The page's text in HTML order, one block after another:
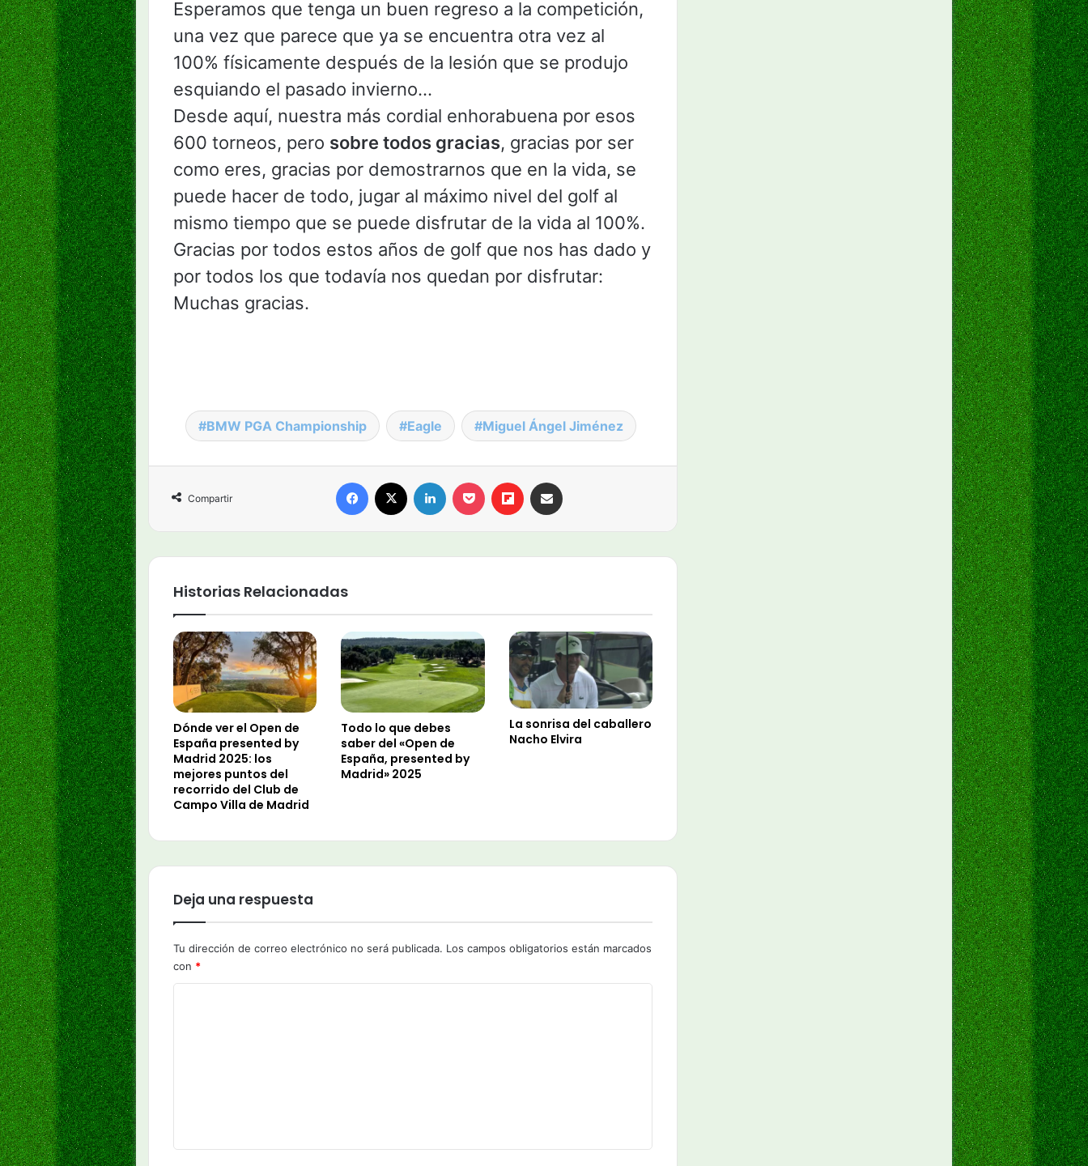
Esperamos que tenga un buen regreso a la competición,
una vez que parece que ya se encuentra otra vez al
100% físicamente después de la lesión que se produjo
esquiando el pasado invierno…
Desde aquí, nuestra más cordial enhorabuena por esos
600 torneos, pero sobre todos gracias, gracias por ser
como eres, gracias por demostrarnos que en la vida, se
puede hacer de todo, jugar al máximo nivel del golf al
mismo tiempo que se puede disfrutar de la vida al 100%.
Gracias por todos estos años de golf que nos has dado y
por todos los que todavía nos quedan por disfrutar:
Muchas gracias.
BMW PGA Championship Eagle Miguel Ángel Jiménez
Compartir
Historias Relacionadas
Dónde ver el Open de
España presented by
Madrid 2025: los
mejores puntos del
recorrido del Club de
Campo Villa de Madrid
Todo lo que debes
saber del «Open de
España, presented by
Madrid» 2025
La sonrisa del caballero
Nacho Elvira
Deja una respuesta
Tu dirección de correo electrónico no será publicada. Los campos obligatorios están marcados
con *